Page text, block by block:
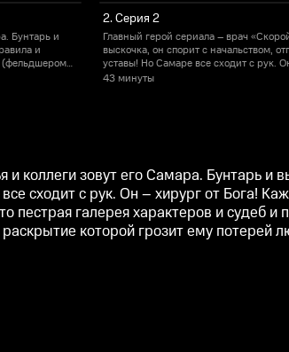
Бунтарь и
и
(фельдшером
и судеб и
2. Серия 2
Главный герой сериала – врач
выскочка, он спорит с начальством,
уставы! Но Самаре все сходит с рук.
Леной и водителем Михалычем)
43 минуты
зовут его Самара. Бунтарь и
сходит с рук. Он – хирург от Бога!
галерея характеров и судеб и
которой грозит ему потерей